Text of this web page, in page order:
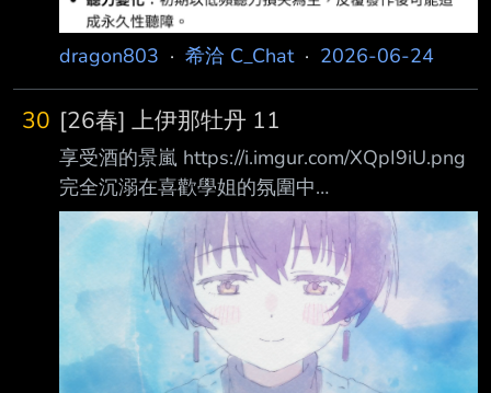
dragon803 · 希洽 C_Chat· 2026-06-24
30 [26春] 上伊那牡丹 11
享受酒的景嵐 https://i.imgur.com/XQpI9iU.png
完全沉溺在喜歡學姐的氛圍中
https://i.imgur.com/PSaJPOx.png 另外也知道了
奏不只是跟自己聊共同興趣，還有為了瞭解自己
去看了這些電影 (所以說 這兩人要是在台灣 就是
會去看金馬影展的類型)
https://i.imgur.com/YLQZGIu.png 這個時候還帶
點小傲嬌的奏 麻煩女人模式還沒放下 但差不多